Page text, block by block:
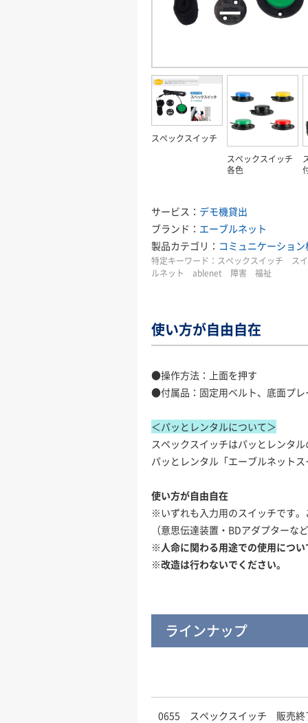
スペックスイッチ
スペックスイッチ
各色
サービス： デモ機貸出
ブランド： エーブルネット
製品カテゴリ： コミュニケーショ
特定キーワード： スペックスイッチ ス
ルネット ablenet 障害 福祉
使い方が自由自在
●操作方法：上面を押す
●付属品：固定用ベルト、底面プ
＜パッとレンタルについて＞
スペックスイッチはパッとレンタ
パッとレンタル 「エーブルネット
使い方が自由自在
※いずれも入力用のスイッチです
（意思伝達装置・BDアダプターな
※人命に関わる用途での使用につ
※改造は行わないでください。
ラインナップ
0655 スペックスイッチ 販売終